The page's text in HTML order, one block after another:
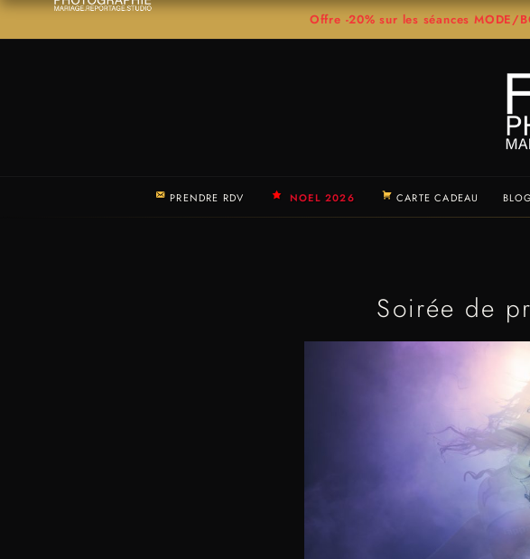
Offre -20% sur les séances MODE/
PRENDRE RDV NOEL 2026 CARTE CADEAU BLOG
Soirée de